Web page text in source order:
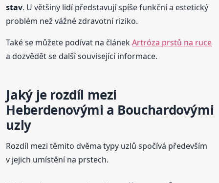
stav. U většiny lidí představují spíše funkční a estetický
problém než vážné zdravotní riziko.
Také se můžete podívat na článekArtróza prstů na ruce
a dozvědět se další související informace.
Jaký je rozdíl mezi
Heberdenovými a Bouchardovými
uzly
Rozdíl mezi těmito dvěma typy uzlů spočívá především
v jejich umístění na prstech.